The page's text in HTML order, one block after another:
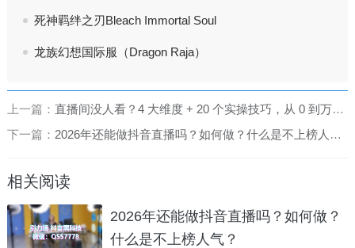
死神羁绊之刃Bleach Immortal Soul
龙族幻想国际服（Dragon Raja）
上一篇：直播间没人看？4 大维度 + 20 个实操技巧，从 0 到万粉快速起量
下一篇： 2026年还能做抖音直播吗？如何做？什么是不上榜人气？
相关阅读
2026年还能做抖音直播吗？如何做？
什么是不上榜人气？